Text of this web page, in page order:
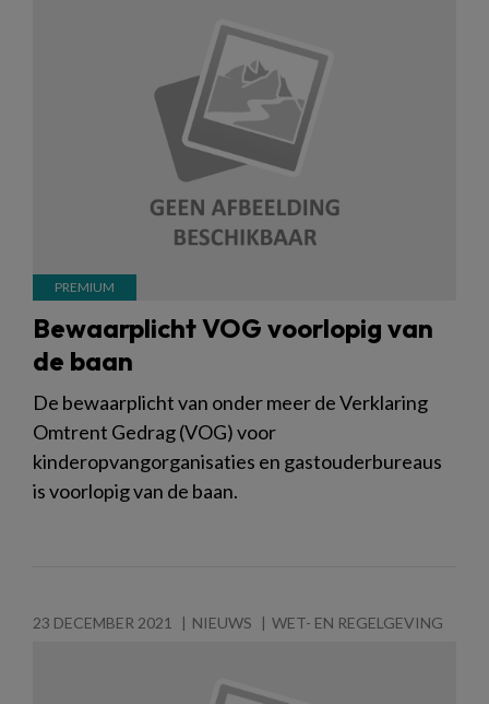
Bewaarplicht VOG voorlopig van
de baan
De bewaarplicht van onder meer de Verklaring
Omtrent Gedrag (VOG) voor
kinderopvangorganisaties en gastouderbureaus
is voorlopig van de baan.
23 DECEMBER 2021 NIEUWS WET- EN REGELGEVING